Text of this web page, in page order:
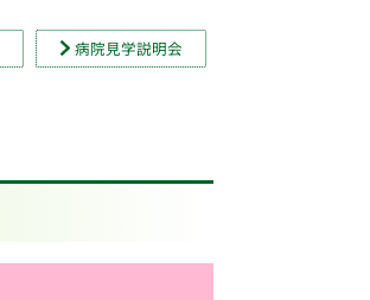
病院見学説明会